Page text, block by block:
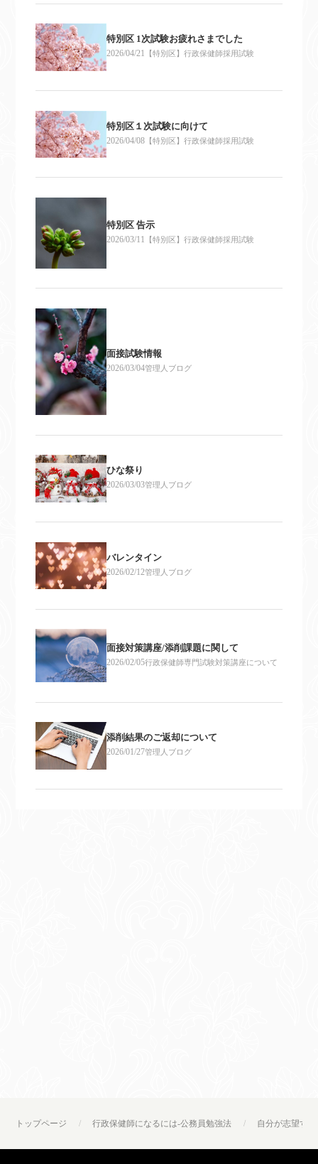
特別区 1次試験お疲れさまでした
2026/04/21 【特別区】行政保健師採用試験
特別区１次試験に向けて
2026/04/08【特別区】行政保健師採用試験
特別区 告示
2026/03/11 【特別区】行政保健師採用試験
面接試験情報
2026/03/04管理人ブログ
ひな祭り
2026/03/03管理人ブログ
バレンタイン
2026/02/12管理人ブログ
面接対策講座/添削課題に関して
2026/02/05行政保健師専門試験対策講座について
添削結果のご返却について
2026/01/27管理人ブログ
トップページ 行政保健師になるには-公務員勉強法 自分が志望す